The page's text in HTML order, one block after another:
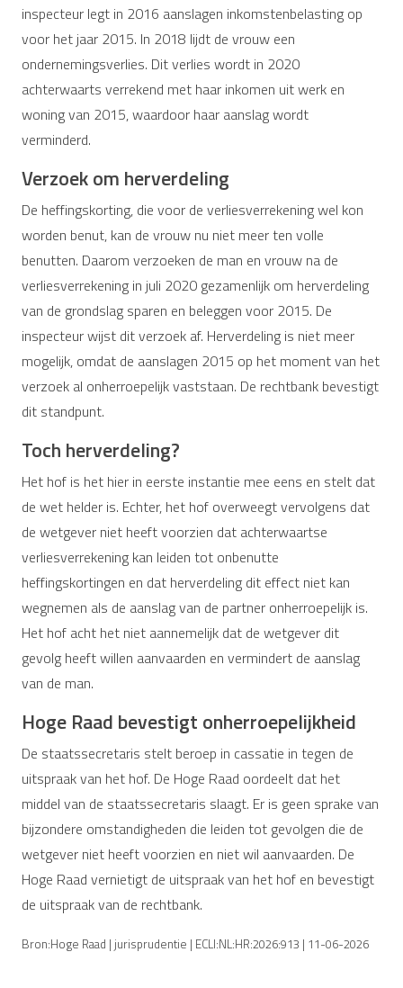
inspecteur legt in 2016 aanslagen inkomstenbelasting op
voor het jaar 2015. In 2018 lijdt de vrouw een
ondernemingsverlies. Dit verlies wordt in 2020
achterwaarts verrekend met haar inkomen uit werk en
woning van 2015, waardoor haar aanslag wordt
verminderd.
Verzoek om herverdeling
De heffingskorting, die voor de verliesverrekening wel kon
worden benut, kan de vrouw nu niet meer ten volle
benutten. Daarom verzoeken de man en vrouw na de
verliesverrekening in juli 2020 gezamenlijk om herverdeling
van de grondslag sparen en beleggen voor 2015. De
inspecteur wijst dit verzoek af. Herverdeling is niet meer
mogelijk, omdat de aanslagen 2015 op het moment van het
verzoek al onherroepelijk vaststaan. De rechtbank bevestigt
dit standpunt.
Toch herverdeling?
Het hof is het hier in eerste instantie mee eens en stelt dat
de wet helder is. Echter, het hof overweegt vervolgens dat
de wetgever niet heeft voorzien dat achterwaartse
verliesverrekening kan leiden tot onbenutte
heffingskortingen en dat herverdeling dit effect niet kan
wegnemen als de aanslag van de partner onherroepelijk is.
Het hof acht het niet aannemelijk dat de wetgever dit
gevolg heeft willen aanvaarden en vermindert de aanslag
van de man.
Hoge Raad bevestigt onherroepelijkheid
De staatssecretaris stelt beroep in cassatie in tegen de
uitspraak van het hof. De Hoge Raad oordeelt dat het
middel van de staatssecretaris slaagt. Er is geen sprake van
bijzondere omstandigheden die leiden tot gevolgen die de
wetgever niet heeft voorzien en niet wil aanvaarden. De
Hoge Raad vernietigt de uitspraak van het hof en bevestigt
de uitspraak van de rechtbank.
Bron:Hoge Raad | jurisprudentie | ECLI:NL:HR:2026:913 | 11-06-2026